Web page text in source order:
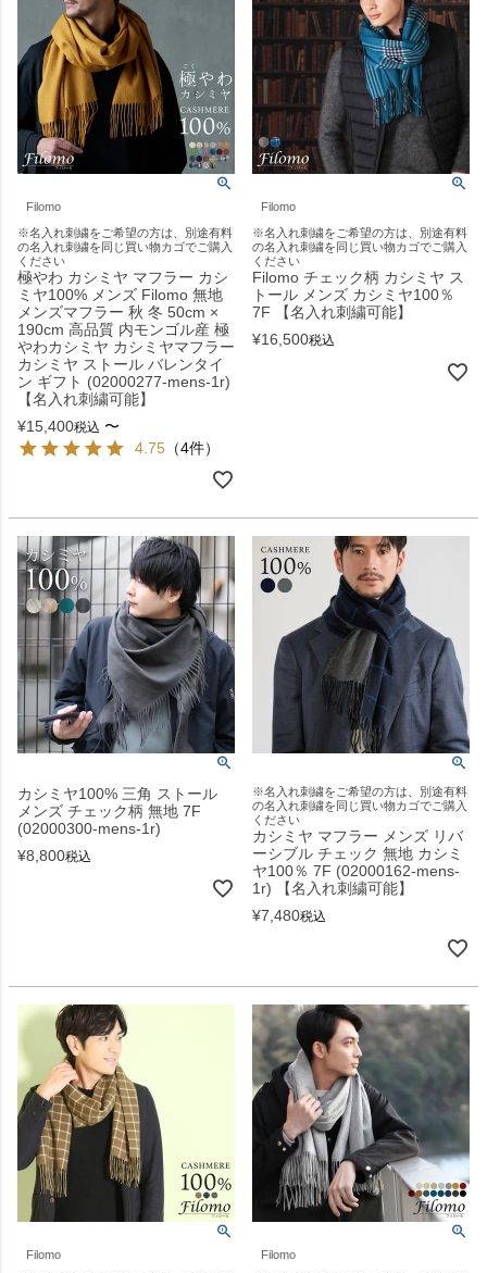
Filomo
※名入れ刺繍をご希望の方は、別途有料
の名入れ刺繍を同じ買い物カゴでご購入
ください
極やわ カシミヤ マフラー カシ
ミヤ100% メンズ Filomo 無地
メンズマフラー 秋 冬 50cm ×
190cm 高品質 内モンゴル産 極
やわカシミヤ カシミヤマフラー
カシミヤ ストール バレンタイ
ン ギフト (02000277-mens-1r)
【名入れ刺繍可能】
¥15,400税込 〜
4.75 （4件）
Filomo
※名入れ刺繍をご希望の方は、別途有料
の名入れ刺繍を同じ買い物カゴでご購入
ください
Filomo チェック柄 カシミヤ ス
トール メンズ カシミヤ100％
7F 【名入れ刺繍可能】
¥16,500税込
カシミヤ100% 三角 ストール
メンズ チェック柄 無地 7F
(02000300-mens-1r)
¥8,800税込
※名入れ刺繍をご希望の方は、別途有料
の名入れ刺繍を同じ買い物カゴでご購入
ください
カシミヤ マフラー メンズ リバ
ーシブル チェック 無地 カシミ
ヤ100％ 7F (02000162-mens-
1r) 【名入れ刺繍可能】
¥7,480税込
Filomo
Filomo